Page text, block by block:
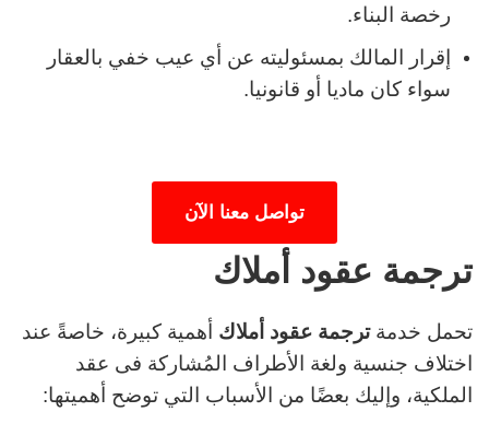
رخصة البناء.
إقرار المالك بمسئوليته عن أي عيب خفي بالعقار
سواء كان ماديا أو قانونيا.
تواصل معنا الآن
ترجمة عقود أملاك
تحمل خدمةترجمة عقود أملاك أهمية كبيرة، خاصةً عند
اختلاف جنسية ولغة الأطراف المُشاركة فى عقد
الملكية، وإليك بعضًا من الأسباب التي توضح أهميتها: